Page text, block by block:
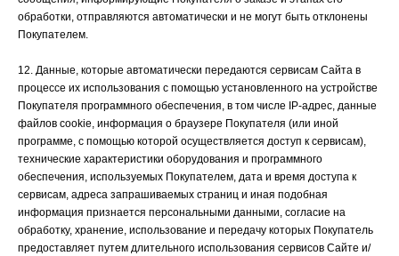
обработки, отправляются автоматически и не могут быть отклонены
Покупателем.
12. Данные, которые автоматически передаются сервисам Сайта в
процессе их использования с помощью установленного на устройстве
Покупателя программного обеспечения, в том числе IP-адрес, данные
файлов cookie, информация о браузере Покупателя (или иной
программе, с помощью которой осуществляется доступ к сервисам),
технические характеристики оборудования и программного
обеспечения, используемых Покупателем, дата и время доступа к
сервисам, адреса запрашиваемых страниц и иная подобная
информация признается персональными данными, согласие на
обработку, хранение, использование и передачу которых Покупатель
предоставляет путем длительного использования сервисов Сайте и/